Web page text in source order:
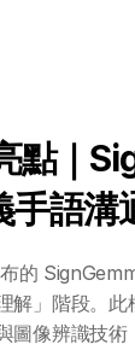
點｜
語溝
的
解」階段。
圖像辨識技